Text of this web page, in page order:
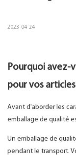
2023-04-24
Pourquoi avez-
pour vos articles
Avant d'aborder les
emballage de qualité
Un emballage de
pendant le transport.